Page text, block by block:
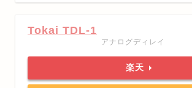
Tokai TDL-1
アナログディレイ
楽天